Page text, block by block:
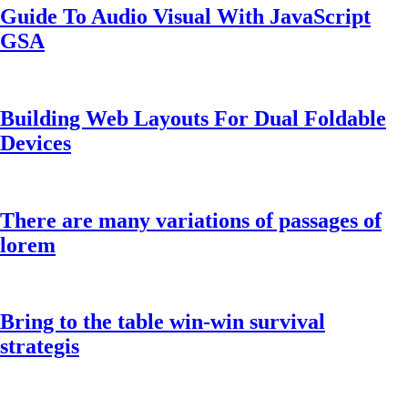
Guide To Audio Visual With JavaScript
GSA
Building Web Layouts For Dual Foldable
Devices
There are many variations of passages of
lorem
Bring to the table win-win survival
strategis